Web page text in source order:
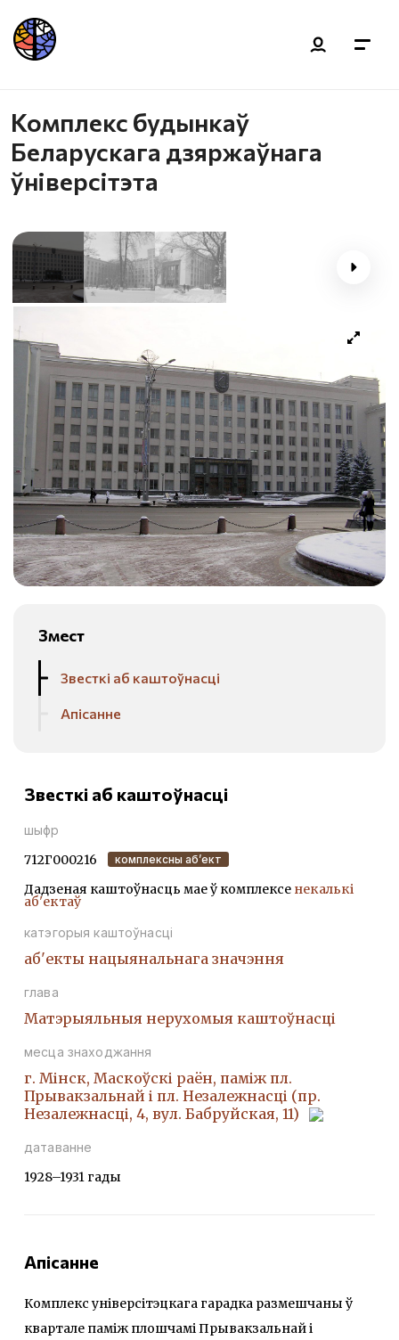
Комплекс будынкаў
Беларускага дзяржаўнага
ўніверсітэта
Змест
Звесткі аб каштоўнасці
Апісанне
Звесткі аб каштоўнасці
шыфр
712Г000216 комплексны аб’ект
Дадзеная каштоўнасць мае ў комплексе некалькі
аб'ектаў
катэгорыя каштоўнасці
аб'екты нацыянальнага значэння
глава
Матэрыяльныя нерухомыя каштоўнасці
месца знаходжання
г. Мінск, Маскоўскі раён, паміж пл.
Прывакзальнай і пл. Незалежнасці (пр.
Незалежнасці, 4, вул. Бабруйская, 11)
датаванне
1928–1931 гады
Апісанне
Комплекс універсітэцкага гарадка размешчаны ў
квартале паміж плошчамі Прывакзальнай і